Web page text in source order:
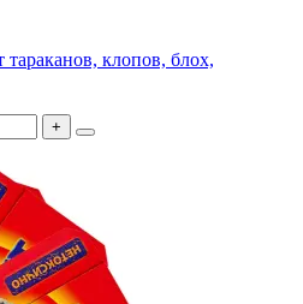
клопов, блох,